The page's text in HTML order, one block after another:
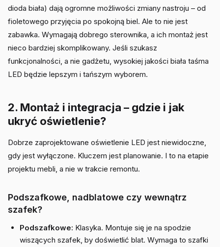
dioda biała) dają ogromne możliwości zmiany nastroju – od
fioletowego przyjęcia po spokojną biel. Ale to nie jest
zabawka. Wymagają dobrego sterownika, a ich montaż jest
nieco bardziej skomplikowany. Jeśli szukasz
funkcjonalności, a nie gadżetu, wysokiej jakości biała taśma
LED będzie lepszym i tańszym wyborem.
2. Montaż i integracja – gdzie i jak
ukryć oświetlenie?
Dobrze zaprojektowane oświetlenie LED jest niewidoczne,
gdy jest wyłączone. Kluczem jest planowanie. I to na etapie
projektu mebli, a nie w trakcie remontu.
Podszafkowe, nadblatowe czy wewnątrz
szafek?
Podszafkowe: Klasyka. Montuje się je na spodzie
wiszących szafek, by doświetlić blat. Wymaga to szafki